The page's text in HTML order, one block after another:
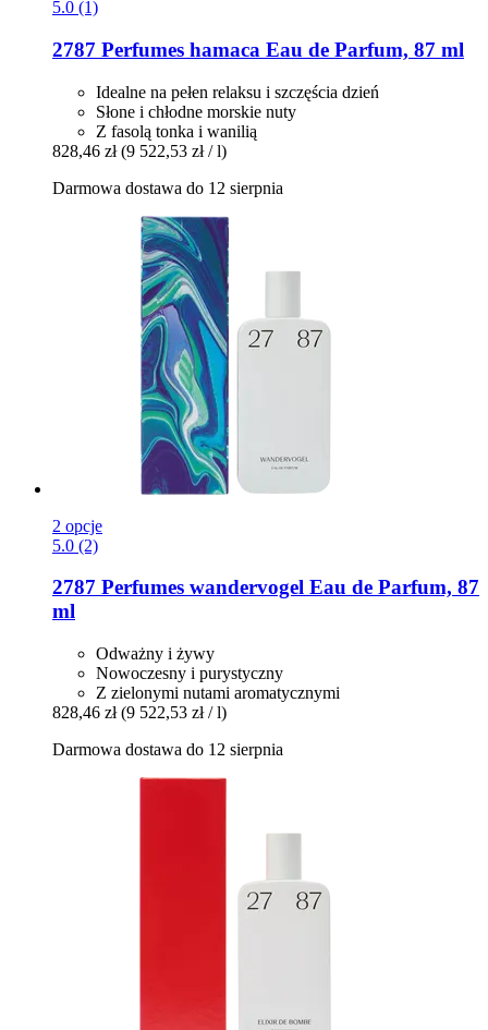
5.0 (1)
2787 Perfumes hamaca Eau de Parfum, 87 ml
Idealne na pełen relaksu i szczęścia dzień
Słone i chłodne morskie nuty
Z fasolą tonka i wanilią
828,46 zł (9 522,53 zł / l)
Darmowa dostawa do 12 sierpnia
2 opcje
5.0 (2)
2787 Perfumes wandervogel Eau de Parfum, 87
ml
Odważny i żywy
Nowoczesny i purystyczny
Z zielonymi nutami aromatycznymi
828,46 zł (9 522,53 zł / l)
Darmowa dostawa do 12 sierpnia